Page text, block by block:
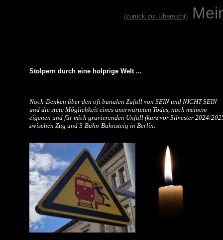
(zurück zur Übersicht)
Stolpern durch eine holprige Welt ...
Nach-Denken über den oft banalen Zufall von SEIN und NICHT-SEIN
und die stete Möglichkeit eines unerwarteten Todes, nach meinem
eigenen und für mich gravierenden Unfall (kurz vor Silvester 2024/
zwischen Zug und S-Bahn-Bahnsteig in Berlin.